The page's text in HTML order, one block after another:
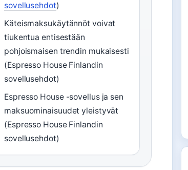
sovellusehdot)
Käteismaksukäytännöt voivat
tiukentua entisestään
pohjoismaisen trendin mukaisesti
(Espresso House Finlandin
sovellusehdot)
Espresso House -sovellus ja sen
maksuominaisuudet yleistyvät
(Espresso House Finlandin
sovellusehdot)